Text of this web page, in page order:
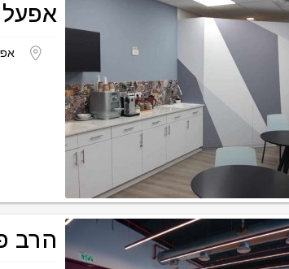
אפעל
הרב